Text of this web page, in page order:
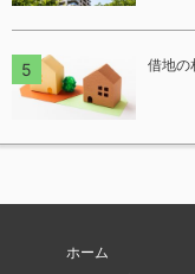
借地の
ホーム